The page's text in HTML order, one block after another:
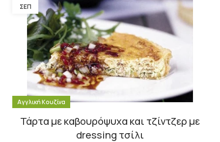
ΣΕΠ
Αγγλική Κουζίνα
Τάρτα με καβουρόψυχα και τζίντζερ με
dressing τσίλι